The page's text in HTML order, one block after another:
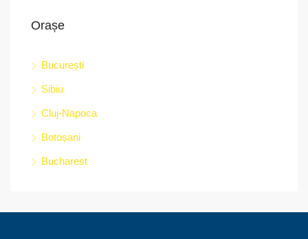
Orașe
București
Sibiu
Cluj-Napoca
Botoșani
Bucharest